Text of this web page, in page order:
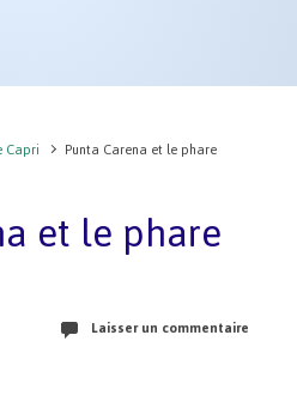
Capri Punta Carena et le phare
et le phare
Laisser un commentaire